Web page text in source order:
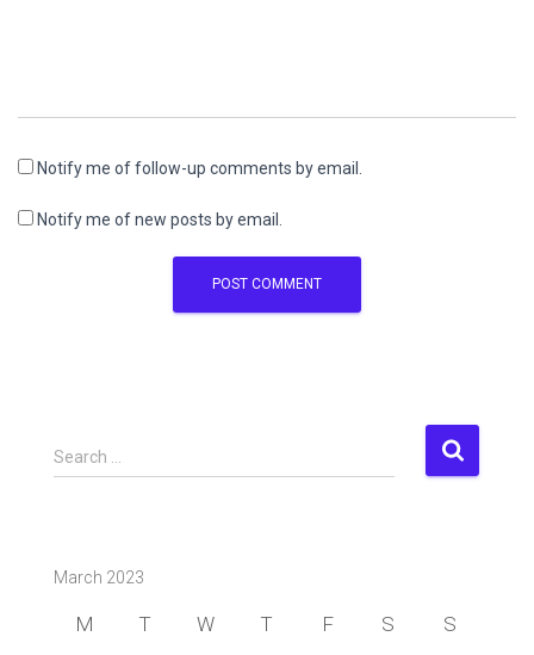
Notify me of follow-up comments by email.
Notify me of new posts by email.
S
e
h
Search …
March 2023
M T W T F S S